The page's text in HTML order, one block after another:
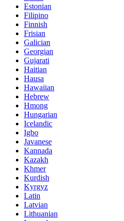
Estonian
Filipino
Finnish
Frisian
Galician
Georgian
Gujarati
Haitian
Hausa
Hawaiian
Hebrew
Hmong
Hungarian
Icelandic
Igbo
Javanese
Kannada
Kazakh
Khmer
Kurdish
Kyrgyz
Latin
Latvian
Lithuanian